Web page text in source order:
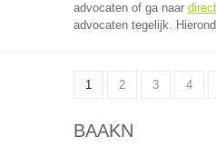
advocaten of ga naar
advocaten tegelijk.
1 2 3 4
BAAKN